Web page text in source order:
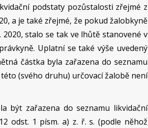
podstaty pozůstalosti zřejmé z
a je také zřejmé, že pokud žalobkyně
stalo se tak ve lhůtě stanovené v
Uplatní se také výše uvedený
částka byla zařazena do seznamu
(svého druhu) určovací žalobě není
být zařazena do seznamu likvidační
odst. 1 písm. a) z. ř. s. (podle něhož